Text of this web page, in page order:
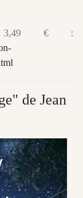
€ :
de Jean